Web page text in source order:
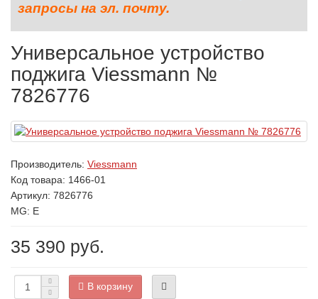
запросы на эл. почту.
Универсальное устройство
поджига Viessmann №
7826776
Производитель: Viessmann
Код товара: 1466-01
Артикул: 7826776
MG: E
35 390 руб.
В корзину